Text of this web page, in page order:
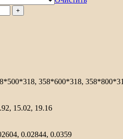
358*600*318,
15.02, 19.16
0.02844, 0.0359